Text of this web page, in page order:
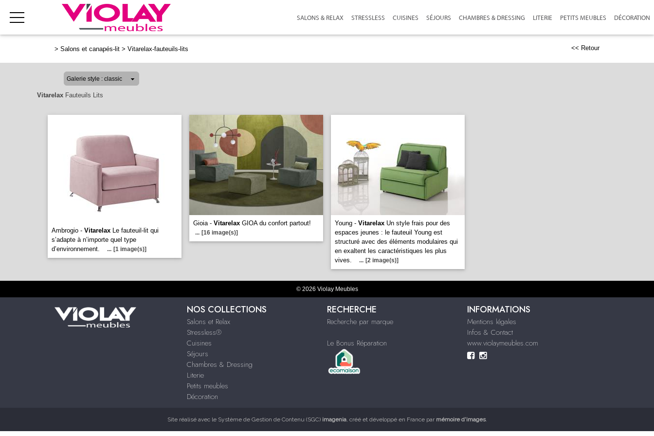
SALONS & RELAX STRESSLESS CUISINES SÉJOURS CHAMBRES & DRESSING LITERIE PETITS MEUBLES DÉCORATION
> Salons et canapés-lit > Vitarelax-fauteuils-lits << Retour
Vitarelax Fauteuils Lits
Ambrogio - Vitarelax Le fauteuil-lit qui
s’adapte à n’importe quel type
d’environnement.
... [1 image(s)]
Gioia - Vitarelax GIOA du confort partout!
... [16 image(s)]
Young - Vitarelax Un style frais pour des
espaces jeunes : le fauteuil Young est
structuré avec des éléments modulaires qui
en exaltent les caractéristiques les plus
vives.
... [2 image(s)]
© 2026 Violay Meubles
NOS COLLECTIONS
Salons et Relax
Stressless®
Cuisines
Séjours
Chambres & Dressing
Literie
Petits meubles
Décoration
RECHERCHE
Recherche par marque
Le Bonus Réparation
INFORMATIONS
Mentions légales
Infos & Contact
www.violaymeubles.com
Site réalisé avec le Système de Gestion de Contenu (SGC) imagenia, créé et développé en France par mémoire d'images.